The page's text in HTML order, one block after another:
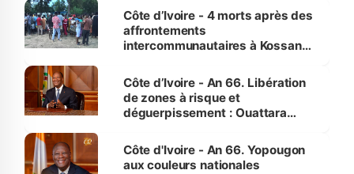
générations futures »
Côte d’Ivoire - 4 morts après des
affrontements
intercommunautaires à Kossandji
milieu des sinistrés
Côte d’Ivoire - An 66. Libération
de zones à risque et
déguerpissement : Ouattara
l'Etat de droit pour préserver les
vies humaines »
Côte d'Ivoire - An 66. Yopougon
aux couleurs nationales